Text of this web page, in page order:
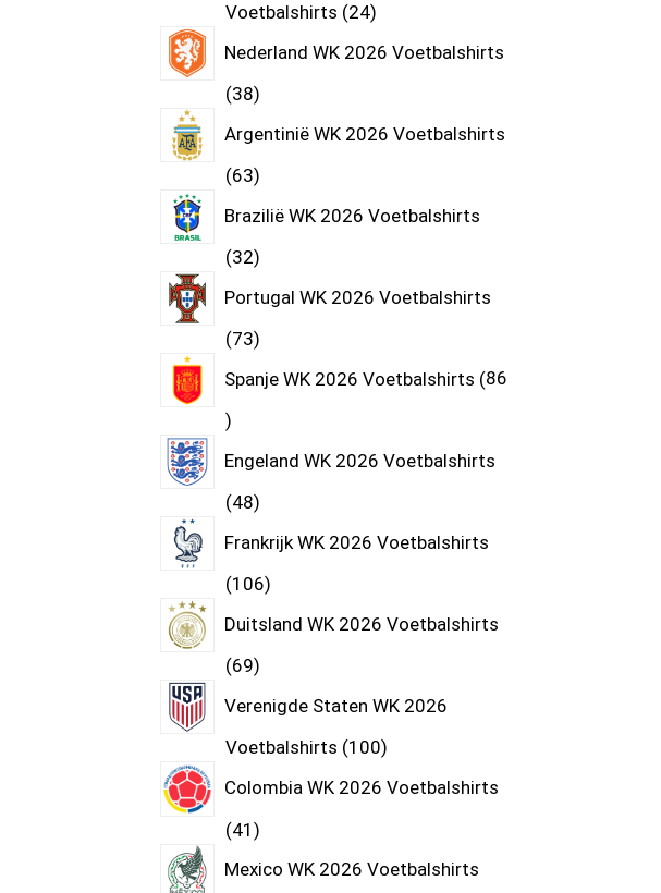
Voetbalshirts 24
Nederland WK 2026 Voetbalshirts
38
Argentinië WK 2026 Voetbalshirts
63
Brazilië WK 2026 Voetbalshirts
32
Portugal WK 2026 Voetbalshirts
73
Spanje WK 2026 Voetbalshirts 86
Engeland WK 2026 Voetbalshirts
48
Frankrijk WK 2026 Voetbalshirts
106
Duitsland WK 2026 Voetbalshirts
69
Verenigde Staten WK 2026
Voetbalshirts 100
Colombia WK 2026 Voetbalshirts
41
Mexico WK 2026 Voetbalshirts